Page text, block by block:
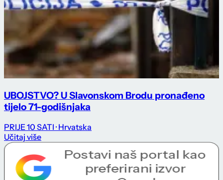
UBOJSTVO? U Slavonskom Brodu pronađeno
tijelo 71-godišnjaka
PRIJE 10 SATI · Hrvatska
Učitaj više